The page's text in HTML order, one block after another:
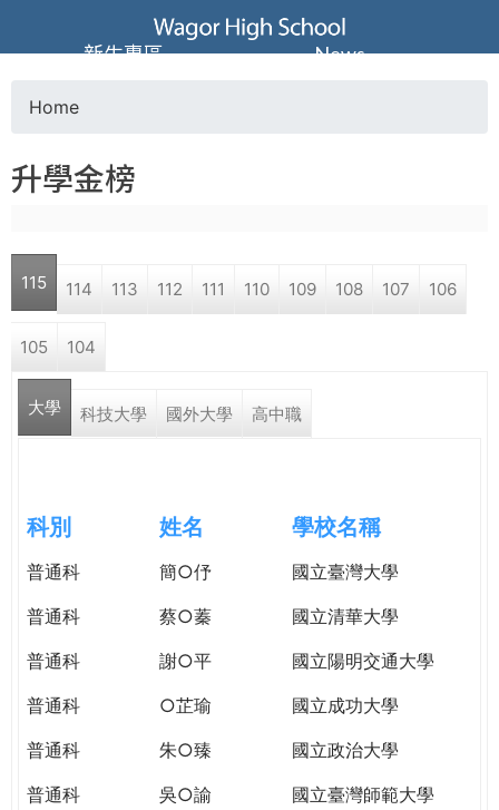
Jump to navigation
葳
格
高
中
學
格。
o
u
a
r
e
e
r
e
Home
升學金榜
115 114 113 112 111 110 109 108 107 106
105 104
大學 科技大學 國外大學 高中職
科別 姓名 學校名稱
普通科 簡○伃
國立臺灣大學
普通科
蔡○蓁
國立清華大學
普通科
謝○平
國立陽明交通大學
普通科
○芷瑜
國立成功大學
普通科
朱○臻
國立政治大學
普通科
吳○諭
國立臺灣師範大學
新生專區 News